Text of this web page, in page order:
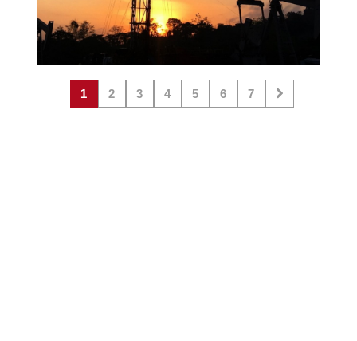
1 2 3 4 5 6 7